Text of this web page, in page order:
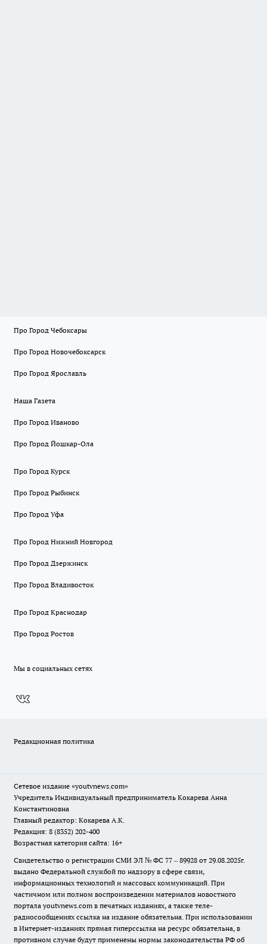
Про Город Чебоксары
Про Город Новочебоксарск
Про Город Ярославль
Наша Газета
Про Город Иваново
Про Город Йошкар-Ола
Про Город Курск
Про Город Рыбинск
Про Город Уфа
Про Город Нижний Новгород
Про Город Дзержинск
Про Город Владивосток
Про Город Краснодар
Про Город Ростов
Мы в социальных сетях
Редакционная политика
Сетевое издание «youtvnews.com»
Учредитель Индивидуальный предприниматель Кокарева Анна
Константиновна
Главный редактор: Кокарева А.К.
Редакция: 8 (8352) 202-400
Возрастная категория сайта: 16+
Свидетельство о регистрации СМИ ЭЛ № ФС 77 – 89928 от 29.08.2025г.
выдано Федеральной службой по надзору в сфере связи,
информационных технологий и массовых коммуникаций. При
частичном или полном воспроизведении материалов новостного
портала youtvnews.com в печатных изданиях, а также теле-
радиосообщениях ссылка на издание обязательна. При использовании
в Интернет-изданиях прямая гиперссылка на ресурс обязательна, в
противном случае будут применены нормы законодательства РФ об